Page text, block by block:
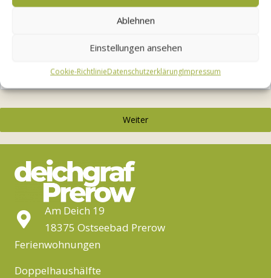
Ablehnen
Einstellungen ansehen
Cookie-RichtlinieDatenschutzerklärungImpressum
Anreisedatum*
Weiter
Am Deich 19
18375 Ostseebad Prerow
Ferienwohnungen
Doppelhaushälfte